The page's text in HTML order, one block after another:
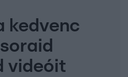
kedvenc
videóit